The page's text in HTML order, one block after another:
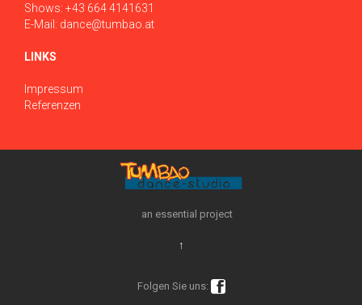
Shows: +43 664 4141631
E-Mail: dance@tumbao.at
LINKS
Impressum
Referenzen
an essential project
↑
Folgen Sie uns: 